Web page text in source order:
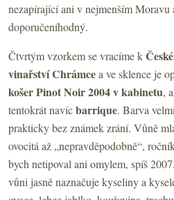
nezapírající ani v nejmenším Moravu
doporučeníhodný.
Čtvrtým vzorkem se vracíme k
vinařství Chrámcea ve sklence je
košer Pinot Noir 2004 v kabinetu,
tentokrát navícbarrique. Barva
prakticky bez známek zrání. Vůně
ovocitá až „nepravděpodobně“,
bych netipoval ani omylem, spíš
vůni jasně naznačuje kyseliny a